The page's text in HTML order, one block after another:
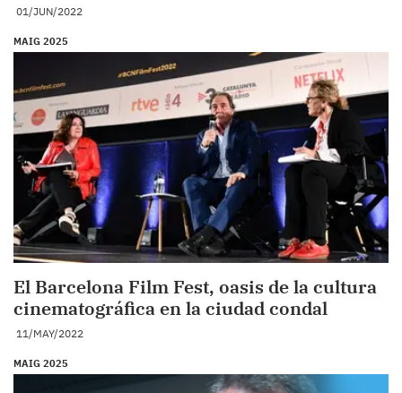
01/JUN/2022
MAIG 2025
El Barcelona Film Fest, oasis de la cultura
cinematográfica en la ciudad condal
11/MAY/2022
MAIG 2025